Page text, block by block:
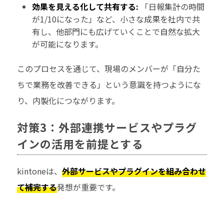
効果を見える化して共有する: 「日報集計の時間
が1/10になった」など、小さな成果を社内で共
有し、他部門にも広げていくことで自然な拡大
が可能になります。
このプロセスを通じて、現場のメンバーが「自分た
ちで業務を改善できる」という意識を持つようにな
り、内製化につながります。
対策3：外部連携サービスやプラグ
インの活用を前提とする
kintoneは、 外部サービスやプラグインを組み合わせ
て補完する発想が重要です。